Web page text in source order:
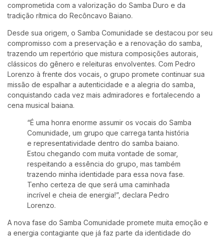
comprometida com a valorização do Samba Duro e da
tradição rítmica do Recôncavo Baiano.
Desde sua origem, o Samba Comunidade se destacou por seu
compromisso com a preservação e a renovação do samba,
trazendo um repertório que mistura composições autorais,
clássicos do gênero e releituras envolventes. Com Pedro
Lorenzo à frente dos vocais, o grupo promete continuar sua
missão de espalhar a autenticidade e a alegria do samba,
conquistando cada vez mais admiradores e fortalecendo a
cena musical baiana.
“É uma honra enorme assumir os vocais do Samba
Comunidade, um grupo que carrega tanta história
e representatividade dentro do samba baiano.
Estou chegando com muita vontade de somar,
respeitando a essência do grupo, mas também
trazendo minha identidade para essa nova fase.
Tenho certeza de que será uma caminhada
incrível e cheia de energia!”, declara Pedro
Lorenzo.
A nova fase do Samba Comunidade promete muita emoção e
a energia contagiante que já faz parte da identidade do